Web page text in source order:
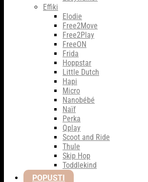
Effiki
Elodie
Free2Move
Free2Play
FreeON
Frida
Hoppstar
Little Dutch
Hapi
Micro
Nanobébé
Naïf
Perka
Qplay
Scoot and Ride
Thule
Skip Hop
Toddlekind
POPUSTI